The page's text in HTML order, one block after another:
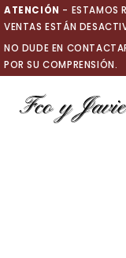
Ir
al
contenido
ATENCIÓN - ESTAMOS
VENTAS ESTÁN
NO DUDE EN
POR SU COMPRENSIÓN.